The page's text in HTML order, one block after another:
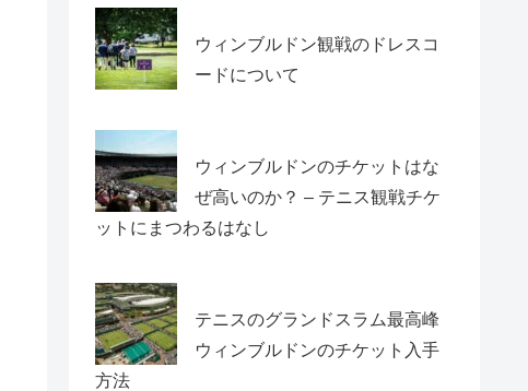
ウィンブルドン観戦のドレスコ
ードについて
ウィンブルドンのチケットはな
ぜ高いのか？ – テニス観戦チケ
ットにまつわるはなし
テニスのグランドスラム最高峰
ウィンブルドンのチケット入手
方法